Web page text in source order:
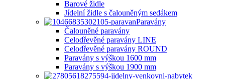
Barové židle
Jídelní židle s čalouněným sedákem
Paravány
Čalouněné paravány
Celodřevěné paravány LINE
Celodřevěné paravány ROUND
Paravány s výškou 1600 mm
Paravány s výškou 1900 mm